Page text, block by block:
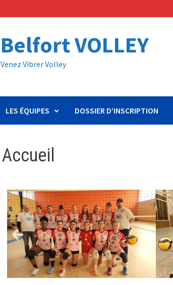
Belfort VOLLEY
Venez Vibrer Volley
LES ÉQUIPES DOSSIER D’INSCRIPTION
Accueil